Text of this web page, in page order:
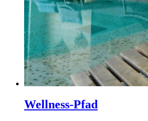
Wellness-Pfad